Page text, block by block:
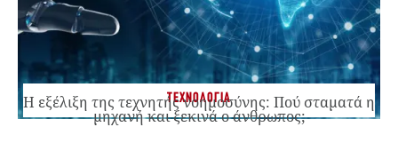
ΤΕΧΝΟΛΟΓΙΑ
Η εξέλιξη της τεχνητής νοημοσύνης: Πού σταματά η
μηχανή και ξεκινά ο άνθρωπος;